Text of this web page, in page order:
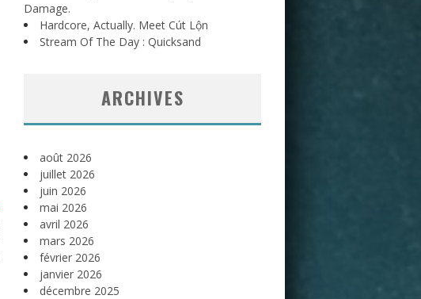
Damage.
Hardcore, Actually. Meet Cút Lộn
Stream Of The Day : Quicksand
ARCHIVES
août 2026
juillet 2026
juin 2026
mai 2026
avril 2026
mars 2026
février 2026
janvier 2026
décembre 2025